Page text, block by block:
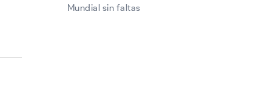
Mundial sin faltas